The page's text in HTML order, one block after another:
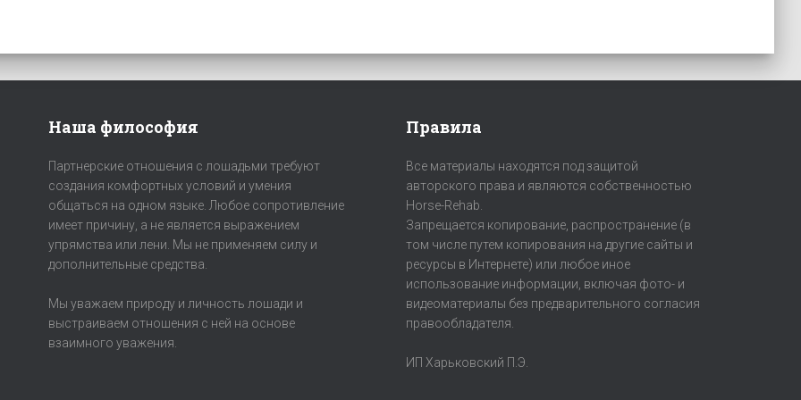
Наша философия
Партнерские отношения с лошадьми требуют
создания комфортных условий и умения
общаться на одном языке. Любое сопротивление
имеет причину, а не является выражением
упрямства или лени. Мы не применяем силу и
дополнительные средства.
Мы уважаем природу и личность лошади и
выстраиваем отношения с ней на основе
взаимного уважения.
Правила
Все материалы находятся под защитой
авторского права и являются собственностью
Horse-Rehab.
Запрещается копирование, распространение (в
том числе путем копирования на другие сайты и
ресурсы в Интернете) или любое иное
использование информации, включая фото- и
видеоматериалы без предварительного согласия
правообладателя.
ИП Харьковский П.Э.